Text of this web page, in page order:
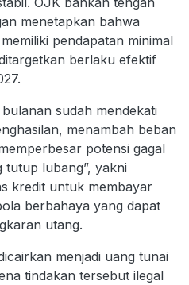
menetapkan bahwa
pendapatan minimal
berlaku efektif
sudah mendekati
menambah beban
potensi gagal
tutup lubang”, yakni
kredit untuk membayar
berbahaya yang dapat
utang.
menjadi uang tunai
tindakan tersebut ilegal